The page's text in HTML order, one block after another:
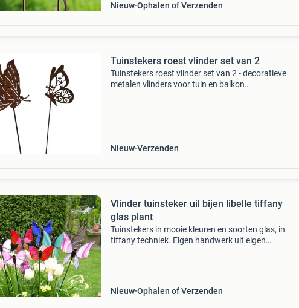
Nieuw Ophalen of Verzenden
Tuinstekers roest vlinder set van 2
Tuinstekers roest vlinder set van 2 - decoratieve
metalen vlinders voor tuin en balkon
Nieuw Verzenden
Vlinder tuinsteker uil bijen libelle tiffany
glas plant
Tuinstekers in mooie kleuren en soorten glas, in
tiffany techniek. Eigen handwerk uit eigen
Nieuw Ophalen of Verzenden